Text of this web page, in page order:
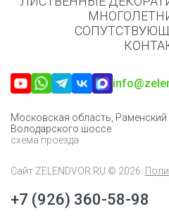
Московская область, Раменский
Володарского шоссе
схема проезда
Сайт ZELENDVOR.RU © 2026.
+7 (926) 360-58-98